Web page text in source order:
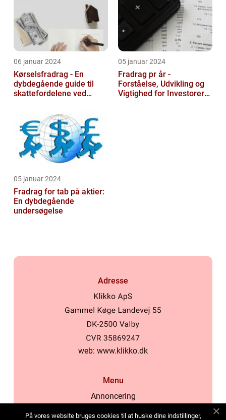
06 januar 2024
Kørselsfradrag - En
dybdegående guide til
skattefordelene ved
05 januar 2024
Fradrag pr år -
Forståelse, Udvikling og
Vigtighed for Investorer
05 januar 2024
Fradrag for tab på aktier:
En dybdegående
undersøgelse
Adresse
web: www.klikko.dk
Menu
Annoncering
På vores website bruges cookies til at huske dine indstillinger,